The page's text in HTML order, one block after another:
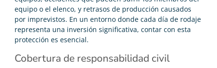
equipo o el elenco, y retrasos de producción causados
por imprevistos. En un entorno donde cada día de rodaje
representa una inversión significativa, contar con esta
protección es esencial.
Cobertura de responsabilidad civil